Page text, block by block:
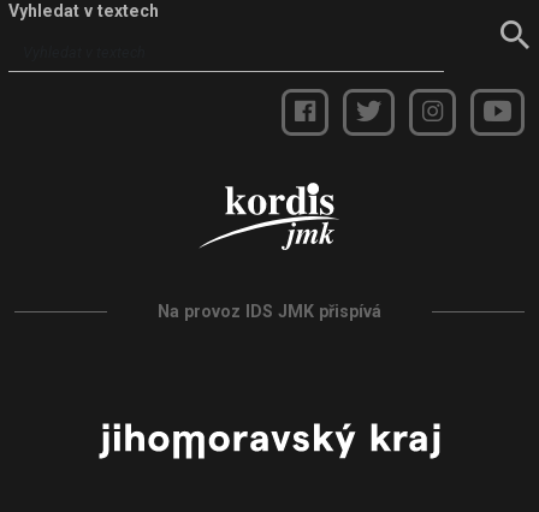
Vyhledat v textech
Na provoz IDS JMK přispívá